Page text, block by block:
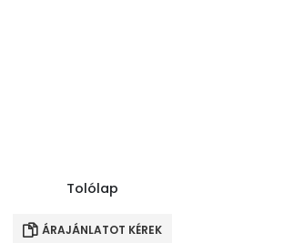
Tolólap
ÁRAJÁNLATOT KÉREK